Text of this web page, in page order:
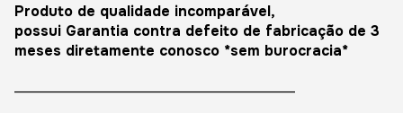
Produto de qualidade incomparável,
possui Garantia contra defeito de fabricação de 3
meses diretamente conosco *sem burocracia*